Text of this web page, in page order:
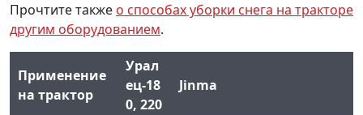
Прочтите также о способах уборки снега на тракторе
другим оборудованием.
Применение
на трактор
Урал
ец-18
0, 220
Jinma